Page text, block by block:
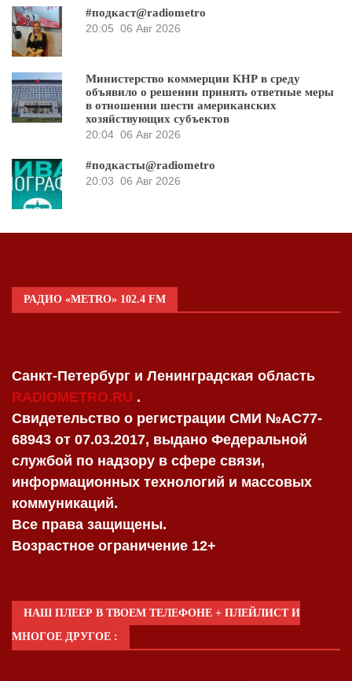
#подкаст@radiometro
20:05 06 Авг 2026
Министерство коммерции КНР в среду
объявило о решении принять ответные меры
в отношении шести американских
хозяйствующих субъектов
20:04 06 Авг 2026
#подкасты@radiometro
20:03 06 Авг 2026
РАДИО «METRO» 102.4 FM
Санкт-Петербург и Ленинградская область
RADIOMETRO.RU .
Свидетельство о регистрации СМИ №AC77-
68943 от 07.03.2017, выдано Федеральной
службой по надзору в сфере связи,
информационных технологий и массовых
коммуникаций.
Все права защищены.
Возрастное ограничение 12+
НАШ ПЛЕЕР В ТВОЕМ ТЕЛЕФОНЕ + ПЛЕЙЛИСТ И
МНОГОЕ ДРУГОЕ :